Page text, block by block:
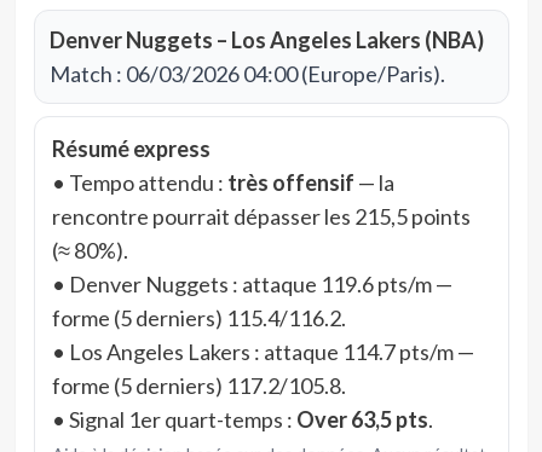
Denver Nuggets – Los Angeles Lakers (NBA)
Match : 06/03/2026 04:00 (Europe/Paris).
Résumé express
• Tempo attendu : très offensif — la
rencontre pourrait dépasser les 215,5 points
(≈ 80%).
• Denver Nuggets : attaque 119.6 pts/m —
forme (5 derniers) 115.4/116.2.
• Los Angeles Lakers : attaque 114.7 pts/m —
forme (5 derniers) 117.2/105.8.
• Signal 1er quart-temps : Over 63,5 pts.